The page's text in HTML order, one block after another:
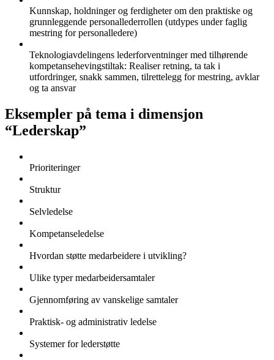
Kunnskap, holdninger og ferdigheter om den praktiske og
grunnleggende personallederrollen (utdypes under faglig
mestring for personalledere)
Teknologiavdelingens lederforventninger med tilhørende
kompetansehevingstiltak: Realiser retning, ta tak i
utfordringer, snakk sammen, tilrettelegg for mestring, avklar
og ta ansvar
Eksempler på tema i dimensjon
“Lederskap”
Prioriteringer
Struktur
Selvledelse
Kompetanseledelse
Hvordan støtte medarbeidere i utvikling?
Ulike typer medarbeidersamtaler
Gjennomføring av vanskelige samtaler
Praktisk- og administrativ ledelse
Systemer for lederstøtte